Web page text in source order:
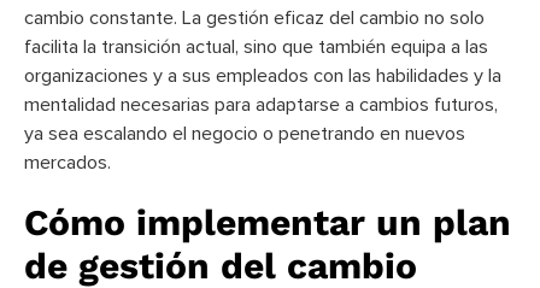
cambio constante. La gestión eficaz del cambio no solo
facilita la transición actual, sino que también equipa a las
organizaciones y a sus empleados con las habilidades y la
mentalidad necesarias para adaptarse a cambios futuros,
ya sea escalando el negocio o penetrando en nuevos
mercados.
Cómo implementar un plan
de gestión del cambio